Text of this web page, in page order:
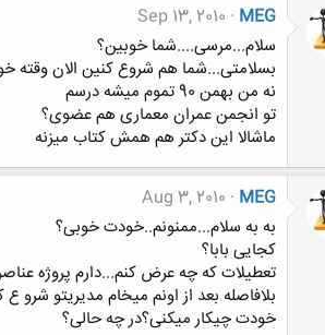
MEG
Sep 13, 2010
سلام...مرسی....شما خوبین؟
بسلامتی...شما هم شروع کنین الان وقته
نه من بهمن 90 تموم میشه درسم
تو انجمن عمران معماری هم عضوی؟
ماشالا این دکتر هم همش کتاب میزنه
MEG
Aug 3, 2010
به به سلام...ممنونم..خودت خوبی؟
کجایی بابا؟
تعطیلات که چه عرض کنم...دارم پروژه
بلافاصله بعد از اونم میخام مدیریتو شرو
خودت چیکار میکنی؟در چه حالی؟